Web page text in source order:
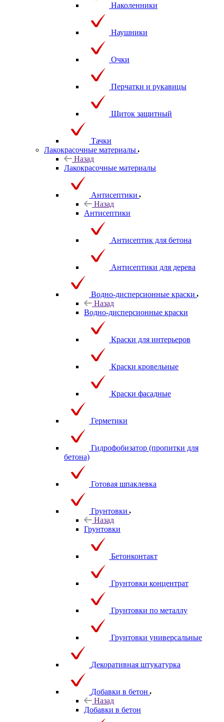
Наколенники
Наушники
Очки
Перчатки и рукавицы
Щиток защитный
Тачки
Лакокрасочные материалы
Назад
Лакокрасочные материалы
Антисептики
Назад
Антисептики
Антисептик для бетона
Антисептики для дерева
Водно-дисперсионные краски
Назад
Водно-дисперсионные краски
Краски для интерьеров
Краски кровельные
Краски фасадные
Герметики
Гидрофобизатор (пропитки для
бетона)
Готовая шпаклевка
Грунтовки
Назад
Грунтовки
Бетонконтакт
Грунтовки концентрат
Грунтовки по металлу
Грунтовки универсальные
Декоративная штукатурка
Добавки в бетон
Назад
Добавки в бетон